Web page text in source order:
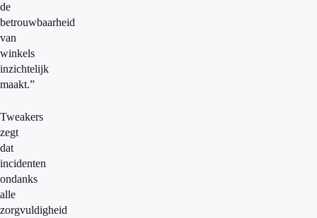
de
betrouwbaarheid
van
winkels
inzichtelijk
maakt.”
Tweakers
zegt
dat
incidenten
ondanks
alle
zorgvuldigheid